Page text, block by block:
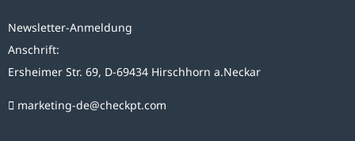
Newsletter-Anmeldung
Anschrift:
Ersheimer Str. 69, D-69434 Hirschhorn a.Neckar
marketing-de@checkpt.com